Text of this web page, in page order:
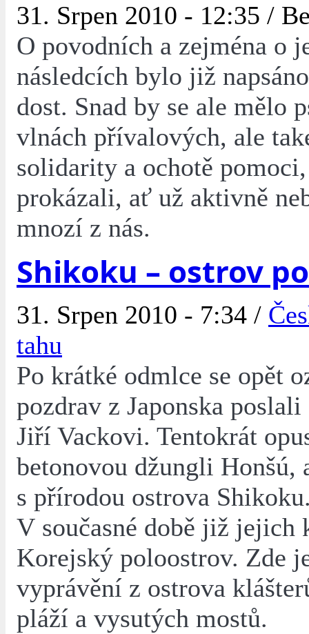
31. Srpen 2010 - 12:35 /
O povodních a zejména o
následcích bylo již
dost. Snad by se ale mělo
vlnách přívalových, ale
solidarity a ochotě
prokázali, ať už aktivně
mnozí z nás.
Shikoku – ostrov
31. Srpen 2010 - 7:34 /
tahu
Po krátké odmlce se opět
pozdrav z Japonska
Jiří Vackovi. Tentokrát
betonovou džungli Honšú,
s přírodou ostrova
V současné době již jejich
Korejský poloostrov. Zde
vyprávění z ostrova
pláží a vysutých mostů.